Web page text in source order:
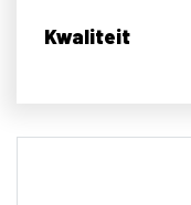
Kwaliteit